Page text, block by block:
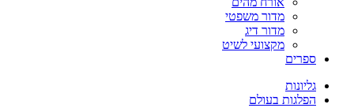
מדור משפטי
מדור דיג
מקצועי לשיט
ספרים
גליונות
הפלגות בעולם